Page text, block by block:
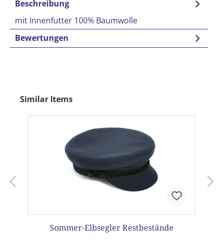
Beschreibung
mit Innenfutter 100% Baumwolle
Bewertungen
Produktgalerie überspringen
Similar Items
Sommer-Elbsegler Restbestände